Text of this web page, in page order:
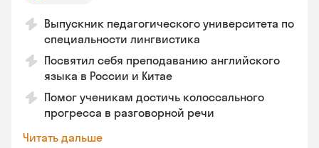
Выпускник педагогического университета по
специальности лингвистика
Посвятил себя преподаванию английского
языка в России и Китае
Помог ученикам достичь колоссального
прогресса в разговорной речи
Читать дальше